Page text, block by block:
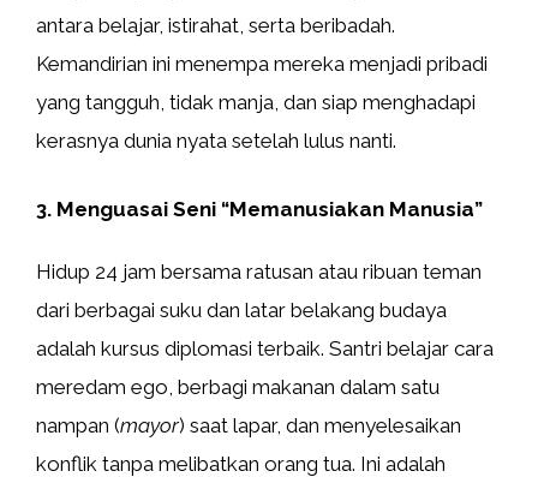
antara belajar, istirahat, serta beribadah.
Kemandirian ini menempa mereka menjadi pribadi
yang tangguh, tidak manja, dan siap menghadapi
kerasnya dunia nyata setelah lulus nanti.
3. Menguasai Seni “Memanusiakan Manusia”
Hidup 24 jam bersama ratusan atau ribuan teman
dari berbagai suku dan latar belakang budaya
adalah kursus diplomasi terbaik. Santri belajar cara
meredam ego, berbagi makanan dalam satu
nampan (mayor) saat lapar, dan menyelesaikan
konflik tanpa melibatkan orang tua. Ini adalah